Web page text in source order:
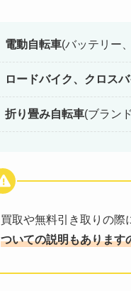
電動自転車(バッテリー
ロードバイク、クロス
折り畳み自転車(ブラン
買取や無料引き取りの際
ついての説明もあります